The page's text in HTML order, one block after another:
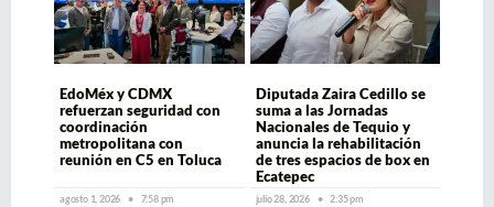
EdoMéx y CDMX
refuerzan seguridad con
coordinación
metropolitana con
reunión en C5 en Toluca
agosto 1, 2026 7:58 pm
Diputada Zaira Cedillo se
suma a las Jornadas
Nacionales de Tequio y
anuncia la rehabilitación
de tres espacios de box en
Ecatepec
julio 28, 2026 2:35 pm